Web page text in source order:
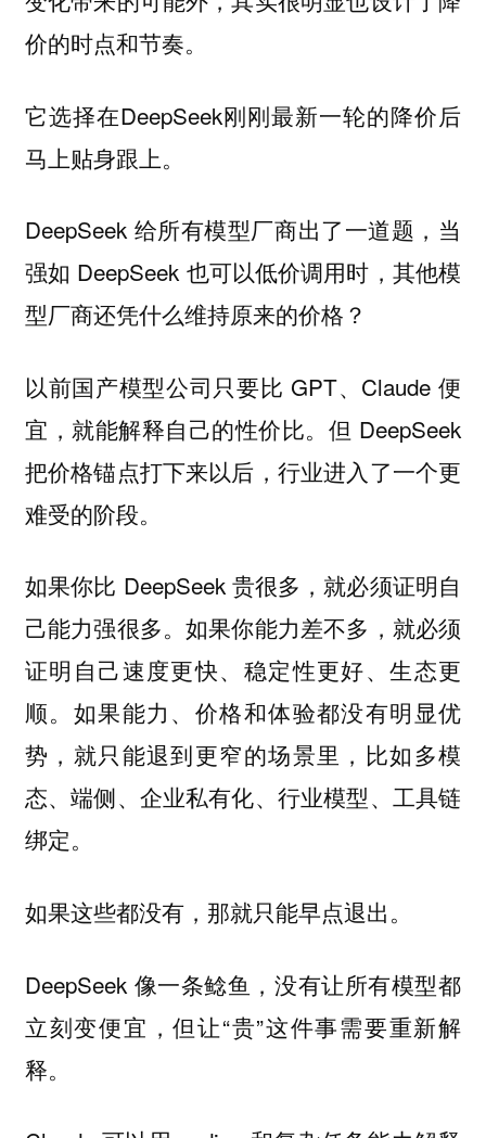
价的时点和节奏。
它选择在DeepSeek刚刚最新一轮的降价后
马上贴身跟上。
DeepSeek 给所有模型厂商出了一道题，当
强如 DeepSeek 也可以低价调用时，其他模
型厂商还凭什么维持原来的价格？
以前国产模型公司只要比 GPT、Claude 便
宜，就能解释自己的性价比。但 DeepSeek
把价格锚点打下来以后，行业进入了一个更
难受的阶段。
如果你比 DeepSeek 贵很多，就必须证明自
己能力强很多。如果你能力差不多，就必须
证明自己速度更快、稳定性更好、生态更
顺。如果能力、价格和体验都没有明显优
势，就只能退到更窄的场景里，比如多模
态、端侧、企业私有化、行业模型、工具链
绑定。
如果这些都没有，那就只能早点退出。
DeepSeek 像一条鲶鱼，没有让所有模型都
立刻变便宜，但让“贵”这件事需要重新解
释。